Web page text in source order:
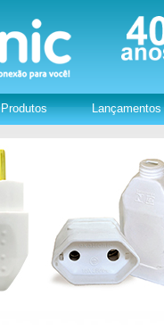
Produtos Lançamentos